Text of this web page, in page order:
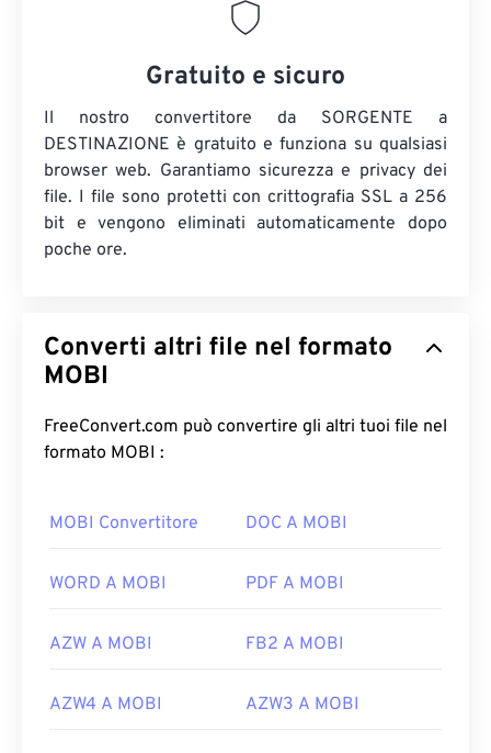
Gratuito e sicuro
Il nostro convertitore da SORGENTE a
DESTINAZIONE è gratuito e funziona su qualsiasi
browser web. Garantiamo sicurezza e privacy dei
file. I file sono protetti con crittografia SSL a 256
bit e vengono eliminati automaticamente dopo
poche ore.
Converti altri file nel formato
MOBI
FreeConvert.com può convertire gli altri tuoi file nel
formato MOBI :
MOBI Convertitore DOC A MOBI
WORD A MOBI PDF A MOBI
AZW A MOBI FB2 A MOBI
AZW4 A MOBI AZW3 A MOBI